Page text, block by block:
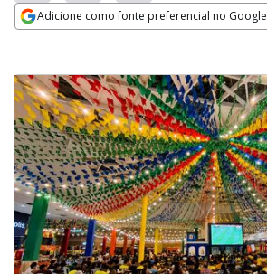
Adicione como fonte preferencial no Google